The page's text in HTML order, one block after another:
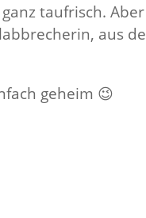
taufrisch.
aus
geheim 😉